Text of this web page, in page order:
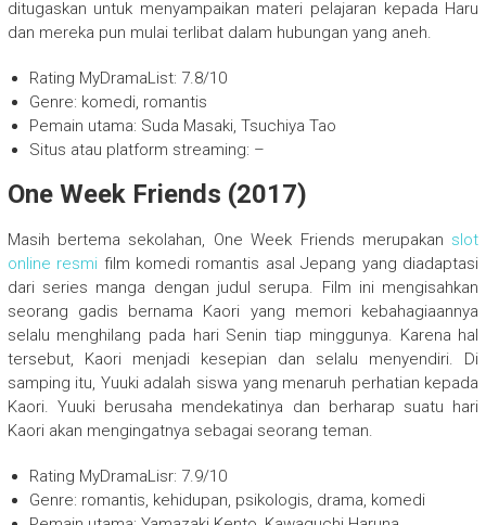
ditugaskan untuk menyampaikan materi pelajaran kepada Haru
dan mereka pun mulai terlibat dalam hubungan yang aneh.
Rating MyDramaList: 7.8/10
Genre: komedi, romantis
Pemain utama: Suda Masaki, Tsuchiya Tao
Situs atau platform streaming: –
One Week Friends (2017)
Masih bertema sekolahan, One Week Friends merupakan slot
online resmi film komedi romantis asal Jepang yang diadaptasi
dari series manga dengan judul serupa. Film ini mengisahkan
seorang gadis bernama Kaori yang memori kebahagiaannya
selalu menghilang pada hari Senin tiap minggunya. Karena hal
tersebut, Kaori menjadi kesepian dan selalu menyendiri. Di
samping itu, Yuuki adalah siswa yang menaruh perhatian kepada
Kaori. Yuuki berusaha mendekatinya dan berharap suatu hari
Kaori akan mengingatnya sebagai seorang teman.
Rating MyDramaLisr: 7.9/10
Genre: romantis, kehidupan, psikologis, drama, komedi